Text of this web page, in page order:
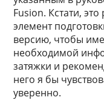
Fusion. Кстати,
элемент
версию, чтобы
необходимой
затяжки и
него я бы
уверенно.